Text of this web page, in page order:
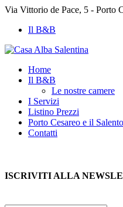
Via Vittorio de Pace, 5 - Porto
Il B&B
Home
Il B&B
Le nostre camere
I Servizi
Listino Prezzi
Porto Cesareo e il Salento
Contatti
ISCRIVITI ALLA